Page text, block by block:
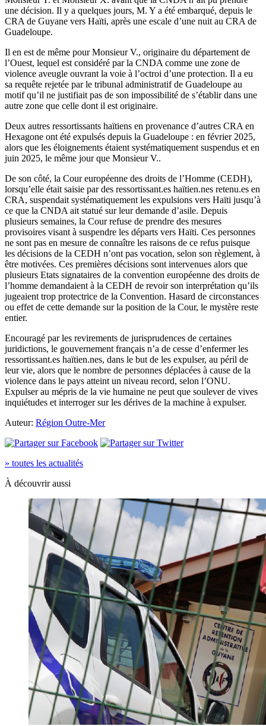
une décision. Il y a quelques jours, M. Y a été embarqué, depuis le
CRA de Guyane vers Haïti, après une escale d’une nuit au CRA de
Guadeloupe.
Il en est de même pourMonsieur V., originaire du département de
l’Ouest, lequel est considéré par la CNDA comme une zone de
violence aveugle ouvrant la voie à l’octroi d’une protection. Il a eu
sa requête rejetée par le tribunal administratif de Guadeloupe au
motif qu’il ne justifiait pas de son impossibilité de s’établir dans une
autre zone que celle dont il est originaire.
Deux autres ressortissants haïtiens en provenance d’autres CRA en
Hexagone ont été expulsés depuis la Guadeloupe : en février 2025,
alors que les éloignements étaient systématiquement suspendus et en
juin 2025, le même jour que Monsieur V..
De son côté, la Cour européenne des droits de l’Homme (CEDH),
lorsqu’elle était saisie par des ressortissant.es haïtien.nes retenu.es en
CRA, suspendait systématiquement les expulsions vers Haïti jusqu’à
ce que la CNDA ait statué sur leur demande d’asile. Depuis
plusieurs semaines, la Cour refuse de prendre des mesures
provisoires visant à suspendre les départs vers Haïti. Ces personnes
ne sont pas en mesure de connaître les raisons de ce refus puisque
les décisions de la CEDH n’ont pas vocation, selon son règlement, à
être motivées. Ces premières décisions sont intervenues alors que
plusieurs Etats signataires de la convention européenne des droits de
l’homme demandaient à la CEDH de revoir son interprétation qu’ils
jugeaient trop protectrice de la Convention. Hasard de circonstances
ou effet de cette demande sur la position de la Cour, le mystère reste
entier.
Encouragé par les revirements de jurisprudences de certaines
juridictions, le gouvernement français n’a de cesse d’enfermer les
ressortissant.es haïtien.nes, dans le but de les expulser, au péril de
leur vie, alors que le nombre de personnes déplacées à cause de la
violence dans le pays atteint un niveau record, selon l’ONU.
Expulser au mépris de la vie humaine ne peut que soulever de vives
inquiétudes et interroger sur les dérives de la machine à expulser.
Auteur: Région Outre-Mer
» toutes les actualités
À découvrir aussi